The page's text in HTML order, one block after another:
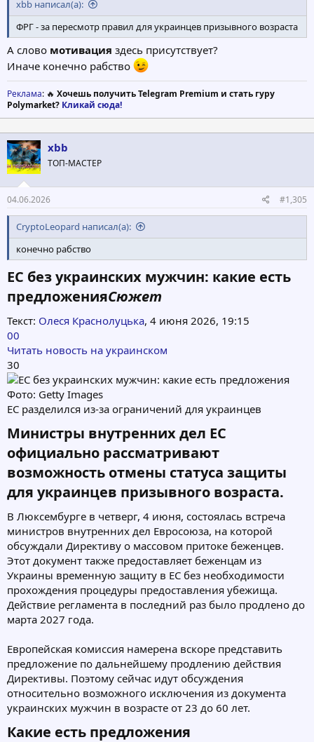
xbb написал(а):
ФРГ - за пересмотр правил для украинцев призывного возраста
А слово мотивация здесь присутствует?
Иначе конечно рабство
Реклама: 🔥 Хочешь получить Telegram Premium и стать гуру
Polymarket? Кликай сюда!
xbb
ТОП-МАСТЕР
04.06.2026 #1,305
CryptoLeopard написал(а):
конечно рабство
ЕС без украинских мужчин: какие есть
предложенияСюжет
Текст: Олеся Краснолуцька, 4 июня 2026, 19:15
00
Читать новость на украинском
30
Фото: Getty Images
ЕС разделился из-за ограничений для украинцев
Министры внутренних дел ЕС
официально рассматривают
возможность отмены статуса защиты
для украинцев призывного возраста.​
В Люксембурге в четверг, 4 июня, состоялась встреча
министров внутренних дел Евросоюза, на которой
обсуждали Директиву о массовом притоке беженцев.
Этот документ также предоставляет беженцам из
Украины временную защиту в ЕС без необходимости
прохождения процедуры предоставления убежища.
Действие регламента в последний раз было продлено до
марта 2027 года.
Европейская комиссия намерена вскоре представить
предложение по дальнейшему продлению действия
Директивы. Поэтому сейчас идут обсуждения
относительно возможного исключения из документа
украинских мужчин в возрасте от 23 до 60 лет.
Какие есть предложения